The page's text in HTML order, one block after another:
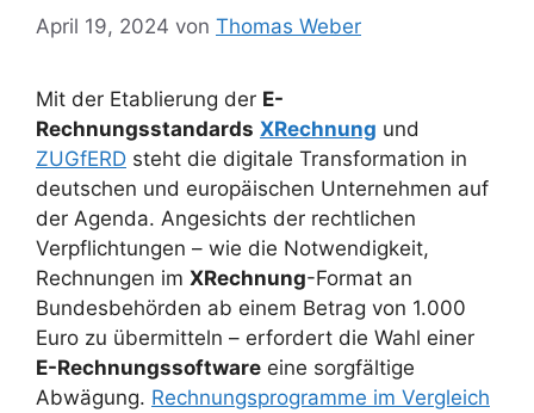
April 19, 2024 von Thomas Weber
Mit der Etablierung der E-
Rechnungsstandards XRechnung und
ZUGfERD steht die digitale Transformation in
deutschen und europäischen Unternehmen auf
der Agenda. Angesichts der rechtlichen
Verpflichtungen – wie die Notwendigkeit,
Rechnungen im XRechnung-Format an
Bundesbehörden ab einem Betrag von 1.000
Euro zu übermitteln – erfordert die Wahl einer
E-Rechnungssoftware eine sorgfältige
Abwägung. Rechnungsprogramme im Vergleich